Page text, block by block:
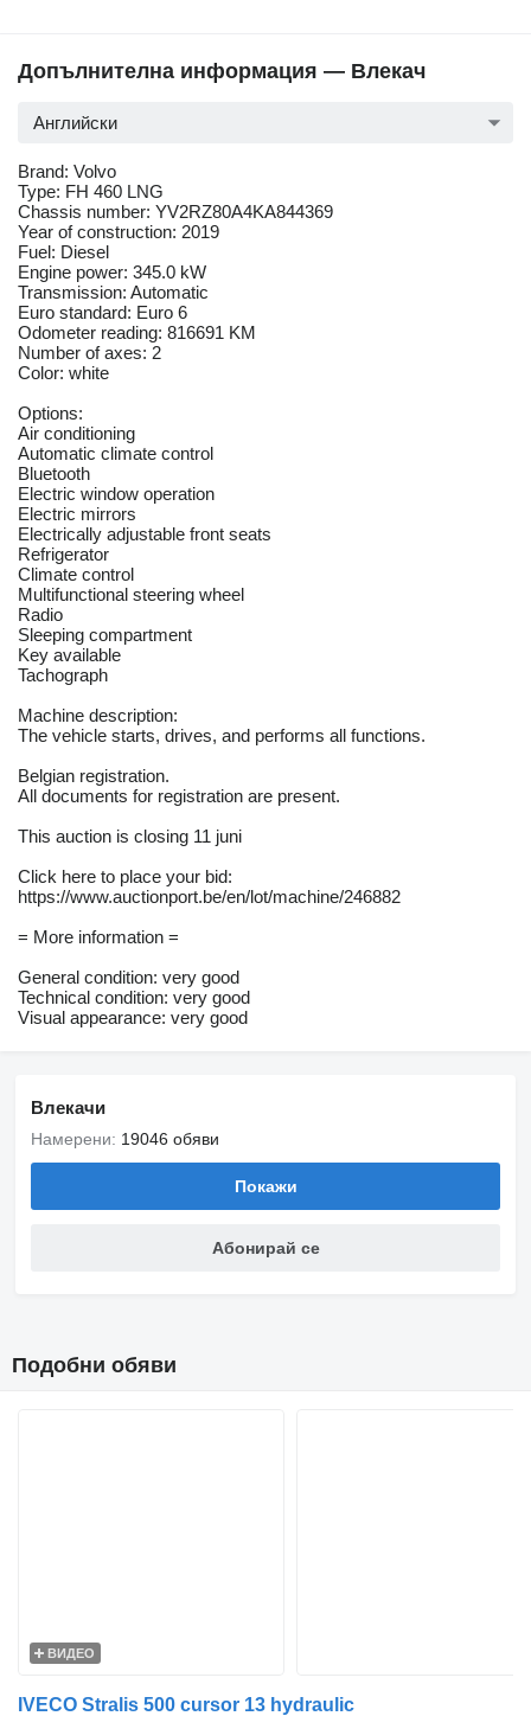
Допълнителна информация — Влекач
Английски
Brand: Volvo
Type: FH 460 LNG
Chassis number: YV2RZ80A4KA844369
Year of construction: 2019
Fuel: Diesel
Engine power: 345.0 kW
Transmission: Automatic
Euro standard: Euro 6
Odometer reading: 816691 KM
Number of axes: 2
Color: white
Options:
Air conditioning
Automatic climate control
Bluetooth
Electric window operation
Electric mirrors
Electrically adjustable front seats
Refrigerator
Climate control
Multifunctional steering wheel
Radio
Sleeping compartment
Key available
Tachograph
Machine description:
The vehicle starts, drives, and performs all functions.
Belgian registration.
All documents for registration are present.
This auction is closing 11 juni
Click here to place your bid:
https://www.auctionport.be/en/lot/machine/246882
= More information =
General condition: very good
Technical condition: very good
Visual appearance: very good
Влекачи
Намерени: 19046 обяви
Покажи
Абонирай се
Подобни обяви
ВИДЕО
IVECO Stralis 500 cursor 13 hydraulic